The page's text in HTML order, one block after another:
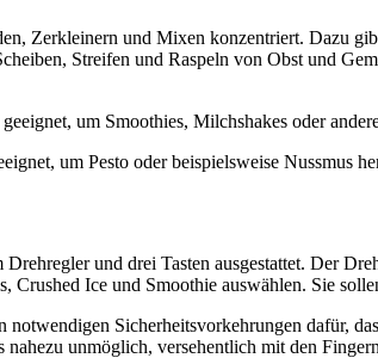
Zerkleinern und Mixen konzentriert. Dazu
Streifen und Raspeln von Obst und
um Smoothies, Milchshakes oder
um Pesto oder beispielsweise Nussmus
und drei Tasten ausgestattet. Der
Ice und Smoothie auswählen. Sie
Sicherheitsvorkehrungen dafür,
unmöglich, versehentlich mit den